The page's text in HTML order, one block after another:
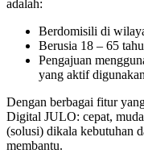
adalah:
Berdomisili di
Berusia 18 – 65
Pengajuan
yang aktif
Dengan berbagai fitur
Digital JULO: cepat,
(solusi) dikala kebutuhan
membantu.